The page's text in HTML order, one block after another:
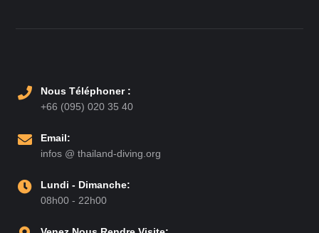
Nous Téléphoner :
+66 (095) 020 35 40
Email:
infos @ thailand-diving.org
Lundi - Dimanche:
08h00 - 22h00